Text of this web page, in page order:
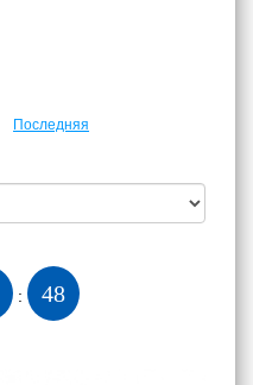
Последняя
: 49